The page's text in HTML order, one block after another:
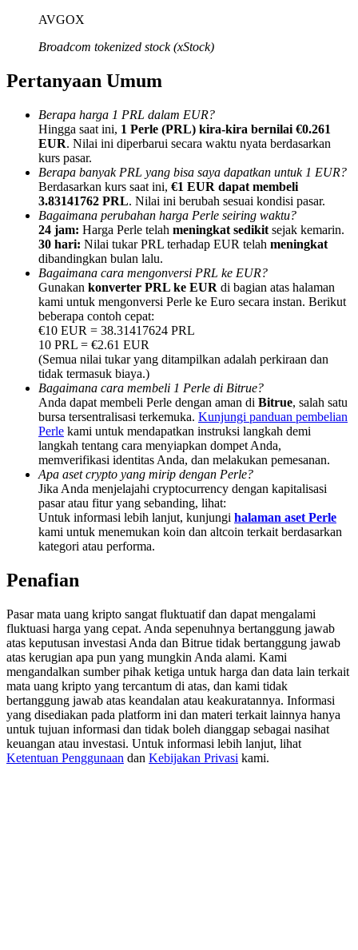
Afiliasi Bitrue
Hingga 65% Komisi!
Referensi
Undang teman untuk mendapatkan imbalan tunai
BTC Welcome Rewards
BTC Welcome Rewards
Deposit & Trade BTC to Share 25000 USDT prize pool!
Deposit CASHCAT & Win
Share 500000 CASHCAT prize pool
Exclusive for BitMart Users
Register & Trade to Win 500,000 USDT
AVGOX
Broadcom tokenized stock (xStock)
Pertanyaan Umum
Berapa harga 1 PRL dalam EUR?
Hingga saat ini, 1 Perle (PRL) kira-kira bernilai €0.261
EUR. Nilai ini diperbarui secara waktu nyata berdasarkan
kurs pasar.
Berapa banyak PRL yang bisa saya dapatkan untuk 1 EUR?
Berdasarkan kurs saat ini, €1 EUR dapat membeli
3.83141762 PRL. Nilai ini berubah sesuai kondisi pasar.
Bagaimana perubahan harga Perle seiring waktu?
24 jam: Harga Perle telah meningkat sedikit sejak kemarin.
30 hari: Nilai tukar PRL terhadap EUR telah meningkat
dibandingkan bulan lalu.
Bagaimana cara mengonversi PRL ke EUR?
Gunakan konverter PRL ke EUR di bagian atas halaman
kami untuk mengonversi Perle ke Euro secara instan. Berikut
beberapa contoh cepat:
€10 EUR = 38.31417624 PRL
10 PRL = €2.61 EUR
(Semua nilai tukar yang ditampilkan adalah perkiraan dan
tidak termasuk biaya.)
Bagaimana cara membeli 1 Perle di Bitrue?
Anda dapat membeli Perle dengan aman di Bitrue, salah satu
bursa tersentralisasi terkemuka. Kunjungi panduan pembelian
Perle kami untuk mendapatkan instruksi langkah demi
langkah tentang cara menyiapkan dompet Anda,
memverifikasi identitas Anda, dan melakukan pemesanan.
Apa aset crypto yang mirip dengan Perle?
Jika Anda menjelajahi cryptocurrency dengan kapitalisasi
pasar atau fitur yang sebanding, lihat:
Untuk informasi lebih lanjut, kunjungi halaman aset Perle
kami untuk menemukan koin dan altcoin terkait berdasarkan
kategori atau performa.
Penafian
Pasar mata uang kripto sangat fluktuatif dan dapat mengalami
fluktuasi harga yang cepat. Anda sepenuhnya bertanggung jawab
atas keputusan investasi Anda dan Bitrue tidak bertanggung jawab
atas kerugian apa pun yang mungkin Anda alami. Kami
mengandalkan sumber pihak ketiga untuk harga dan data lain terkait
mata uang kripto yang tercantum di atas, dan kami tidak
bertanggung jawab atas keandalan atau keakuratannya. Informasi
yang disediakan pada platform ini dan materi terkait lainnya hanya
untuk tujuan informasi dan tidak boleh dianggap sebagai nasihat
keuangan atau investasi. Untuk informasi lebih lanjut, lihat
Ketentuan Penggunaan dan Kebijakan Privasi kami.